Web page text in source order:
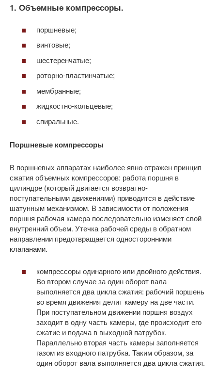
1. Объемные компрессоры.
поршневые;
винтовые;
шестеренчатые;
роторно-пластинчатые;
мембранные;
жидкостно-кольцевые;
спиральные.
Поршневые компрессоры
В поршневых аппаратах наиболее явно отражен принцип
сжатия объемных компрессоров: работа поршня в
цилиндре (который двигается возвратно-
поступательными движениями) приводится в действие
шатунным механизмом. В зависимости от положения
поршня рабочая камера последовательно изменяет свой
внутренний объем. Утечка рабочей среды в обратном
направлении предотвращается односторонними
клапанами.
компрессоры одинарного или двойного действия.
Во втором случае за один оборот вала
выполняется два цикла сжатия: рабочий поршень
во время движения делит камеру на две части.
При поступательном движении поршня воздух
заходит в одну часть камеры, где происходит его
сжатие и подача в выходной патрубок.
Параллельно вторая часть камеры заполняется
газом из входного патрубка. Таким образом, за
один оборот вала выполняется два цикла сжатия.